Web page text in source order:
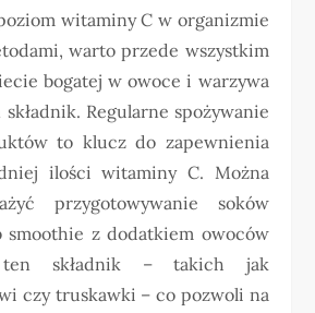
witaminy C w organizmie
warto przede wszystkim
bogatej w owoce i warzywa
Regularne spożywanie
to klucz do zapewnienia
ilości witaminy C. Można
przygotowywanie soków
smoothie z dodatkiem owoców
składnik – takich jak
czy truskawki – co pozwoli na